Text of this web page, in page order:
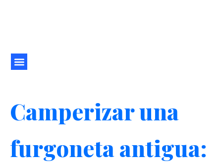
Camperizar una
furgoneta antigua: